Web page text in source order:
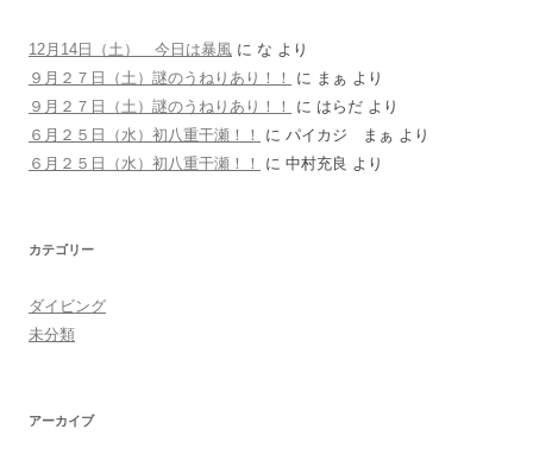
12月14日（土） 今日は暴風 に な より
９月２７日（土）謎のうねりあり！！
に まぁ より
９月２７日（土）謎のうねりあり！！
に はらだ より
６月２５日（水）初八重干瀬！！
に パイカジ まぁ より
６月２５日（水）初八重干瀬！！
に 中村充良 より
カテゴリー
ダイビング
未分類
アーカイブ